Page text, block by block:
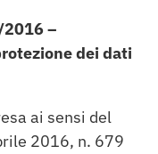
2016 –
dei dati
ai sensi del
2016, n. 679